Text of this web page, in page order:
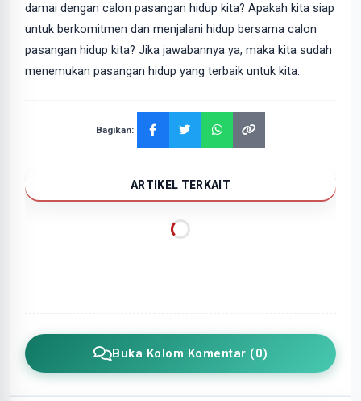
damai dengan calon pasangan hidup kita? Apakah kita siap
untuk berkomitmen dan menjalani hidup bersama calon
pasangan hidup kita? Jika jawabannya ya, maka kita sudah
menemukan pasangan hidup yang terbaik untuk kita.
Bagikan:
ARTIKEL TERKAIT
Buka Kolom Komentar (0)